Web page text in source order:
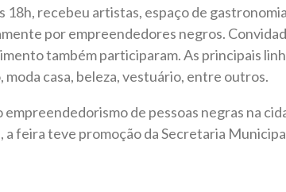
18h, recebeu artistas, espaço de
por empreendedores negros.
também participaram. As principais
casa, beleza, vestuário, entre outros.
de pessoas negras na
feira teve promoção da Secretaria